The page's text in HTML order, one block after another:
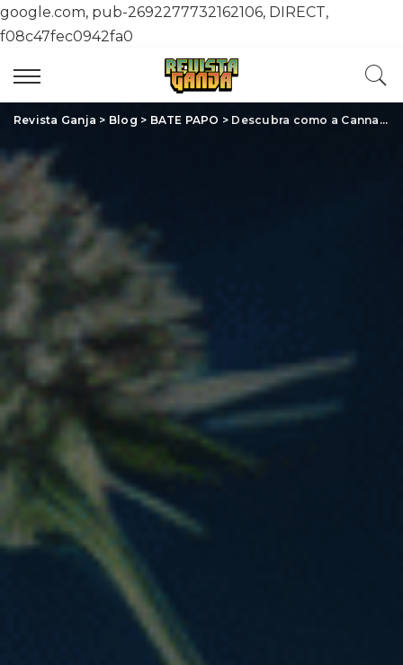
google.com, pub-2692277732162106, DIRECT,
f08c47fec0942fa0
Revista Ganja > Blog > BATE PAPO > Descubra como a Cannabis Revoluciona o Tratamento Medicinal: O Que a Ciência Revela